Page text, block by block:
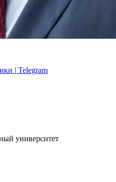
| Telegram
университет